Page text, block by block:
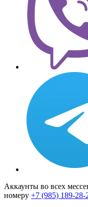
Аккаунты во всех
номеру +7 (985) 189-28-